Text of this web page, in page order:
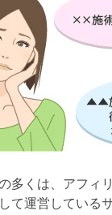
多くは、アフィ
て運営している